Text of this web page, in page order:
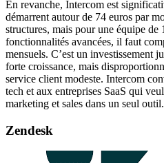
En revanche, Intercom est
démarrent autour de 74 euros par
structures, mais pour une équipe de
fonctionnalités avancées, il faut
mensuels. C’est un investissement
forte croissance, mais
service client modeste. Intercom
tech et aux entreprises SaaS qui
marketing et sales dans un seul outil.
Zendesk